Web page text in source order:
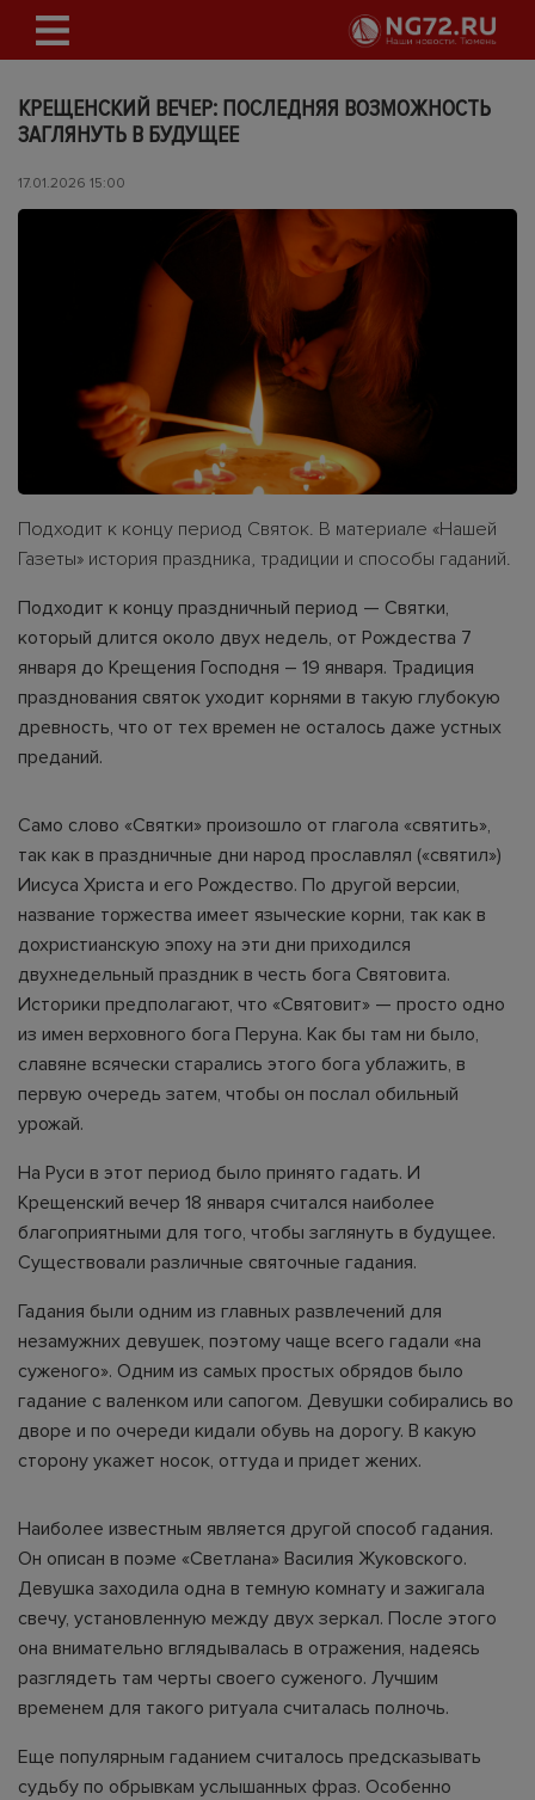
КРЕЩЕНСКИЙ ВЕЧЕР: ПОСЛЕДНЯЯ ВОЗМОЖНОСТЬ
ЗАГЛЯНУТЬ В БУДУЩЕЕ
17.01.2026 15:00
Подходит к концу период Святок. В материале «Нашей
Газеты» история праздника, традиции и способы гаданий.
Подходит к концу праздничный период — Святки,
который длится около двух недель, от Рождества 7
января до Крещения Господня – 19 января. Традиция
празднования святок уходит корнями в такую глубокую
древность, что от тех времен не осталось даже устных
преданий.
Само слово «Святки» произошло от глагола «святить»,
так как в праздничные дни народ прославлял («святил»)
Иисуса Христа и его Рождество. По другой версии,
название торжества имеет языческие корни, так как в
дохристианскую эпоху на эти дни приходился
двухнедельный праздник в честь бога Святовита.
Историки предполагают, что «Святовит» — просто одно
из имен верховного бога Перуна. Как бы там ни было,
славяне всячески старались этого бога ублажить, в
первую очередь затем, чтобы он послал обильный
урожай.
На Руси в этот период было принято гадать. И
Крещенский вечер 18 января считался наиболее
благоприятными для того, чтобы заглянуть в будущее.
Существовали различные святочные гадания.
Гадания были одним из главных развлечений для
незамужних девушек, поэтому чаще всего гадали «на
суженого». Одним из самых простых обрядов было
гадание с валенком или сапогом. Девушки собирались во
дворе и по очереди кидали обувь на дорогу. В какую
сторону укажет носок, оттуда и придет жених.
Наиболее известным является другой способ гадания.
Он описан в поэме «Светлана» Василия Жуковского.
Девушка заходила одна в темную комнату и зажигала
свечу, установленную между двух зеркал. После этого
она внимательно вглядывалась в отражения, надеясь
разглядеть там черты своего суженого. Лучшим
временем для такого ритуала считалась полночь.
Еще популярным гаданием считалось предсказывать
судьбу по обрывкам услышанных фраз. Особенно